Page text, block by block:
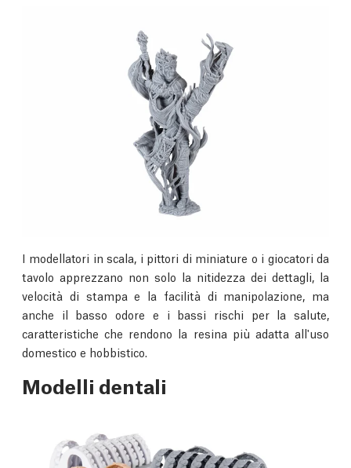
I modellatori in scala, i pittori di miniature o i giocatori da
tavolo apprezzano non solo la nitidezza dei dettagli, la
velocità di stampa e la facilità di manipolazione, ma
anche il basso odore e i bassi rischi per la salute,
caratteristiche che rendono la resina più adatta all'uso
domestico e hobbistico.
Modelli dentali